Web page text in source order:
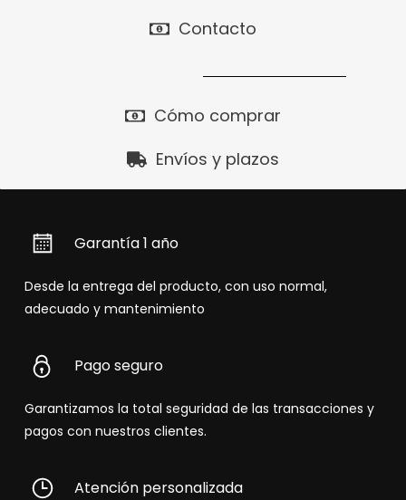
Contacto
Cómo comprar
Envíos y plazos
Garantía 1 año
Desde la entrega del producto, con uso normal,
adecuado y mantenimiento
Pago seguro
Garantizamos la total seguridad de las transacciones y
pagos con nuestros clientes.
Atención personalizada